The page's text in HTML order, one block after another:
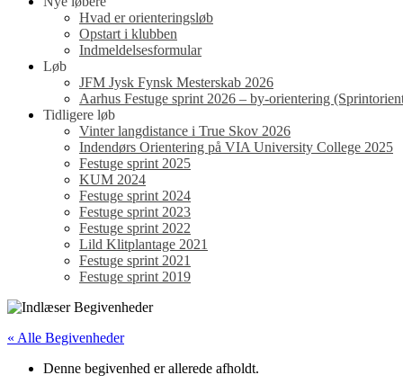
Hvad er orienteringsløb
Opstart i klubben
Indmeldelsesformular
Løb
JFM Jysk Fynsk Mesterskab 2026
Aarhus Festuge sprint 2026 – by-orientering
Tidligere løb
Vinter langdistance i True Skov 2026
Indendørs Orientering på VIA University College 2025
Festuge sprint 2025
KUM 2024
Festuge sprint 2024
Festuge sprint 2023
Festuge sprint 2022
Lild Klitplantage 2021
Festuge sprint 2021
Festuge sprint 2019
« Alle Begivenheder
Denne begivenhed er allerede afholdt.